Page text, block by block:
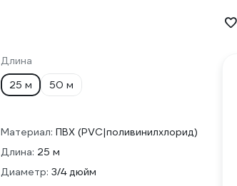
Длина
25 м
50 м
Материал: ПВХ (PVC|поливинилхлорид)
Длина: 25 м
Диаметр: 3/4 дюйм